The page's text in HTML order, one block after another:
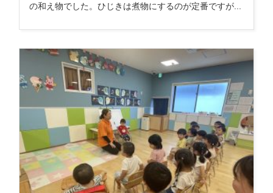
の和え物でした。ひじきは煮物にするのが定番ですが...